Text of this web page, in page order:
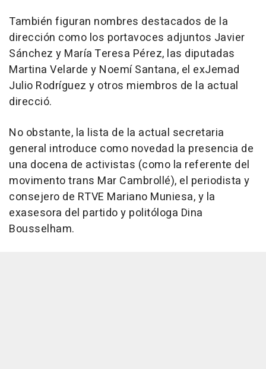
También figuran nombres destacados de la
dirección como los portavoces adjuntos Javier
Sánchez y María Teresa Pérez, las diputadas
Martina Velarde y Noemí Santana, el exJemad
Julio Rodríguez y otros miembros de la actual
direcció.
No obstante, la lista de la actual secretaria
general introduce como novedad la presencia de
una docena de activistas (como la referente del
movimento trans Mar Cambrollé), el periodista y
consejero de RTVE Mariano Muniesa, y la
exasesora del partido y politóloga Dina
Bousselham.